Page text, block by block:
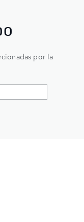
por la